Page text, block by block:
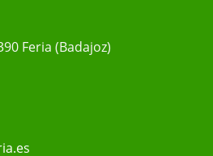
Feria (Badajoz)